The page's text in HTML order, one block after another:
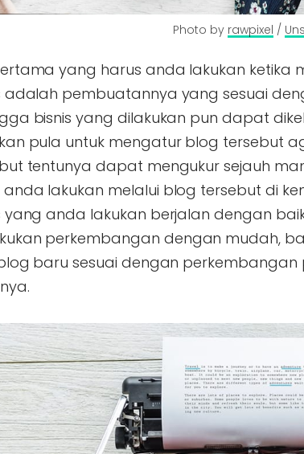
Photo by rawpixel /
yang harus anda lakukan ketika
adalah pembuatannya yang sesuai
bisnis yang dilakukan pun dapat
pula untuk mengatur blog tersebut
tentunya dapat mengukur sejauh
lakukan melalui blog tersebut di
yang anda lakukan berjalan dengan
perkembangan dengan mudah,
baru sesuai dengan